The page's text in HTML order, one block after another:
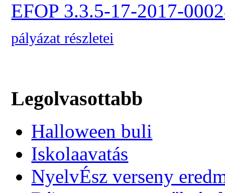
EFOP 3.3.5-17-2017-
pályázat részletei
Legolvasottabb
Halloween buli
Iskolaavatás
NyelvÉsz verseny